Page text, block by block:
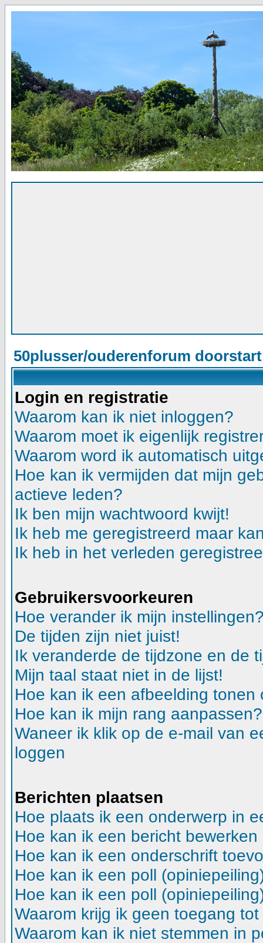
50plusser/ouderenforum
Login en registratie
Waarom kan ik niet inloggen?
Waarom moet ik eigenlijk
Waarom word ik automatisch
Hoe kan ik vermijden dat mijn
actieve leden?
Ik ben mijn wachtwoord kwijt!
Ik heb me geregistreerd maar
Ik heb in het verleden
Gebruikersvoorkeuren
Hoe verander ik mijn
De tijden zijn niet juist!
Ik veranderde de tijdzone en de
Mijn taal staat niet in de lijst!
Hoe kan ik een afbeelding
Hoe kan ik mijn rang aanpassen?
Waneer ik klik op de e-mail van
loggen
Berichten plaatsen
Hoe plaats ik een onderwerp in
Hoe kan ik een bericht
Hoe kan ik een onderschrift
Hoe kan ik een poll
Hoe kan ik een poll
Waarom krijg ik geen toegang
Waarom kan ik niet stemmen in